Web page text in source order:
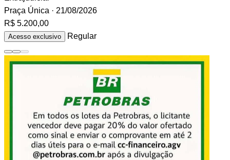
Praça Única · 21/08/2026
R$ 5.200,00
Acesso exclusivo Regular